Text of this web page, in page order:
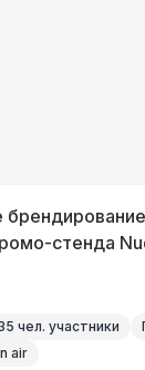
стенда
чел. участники
air